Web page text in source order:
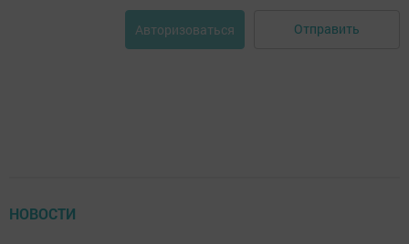
Авторизоваться Отправить
НОВОСТИ